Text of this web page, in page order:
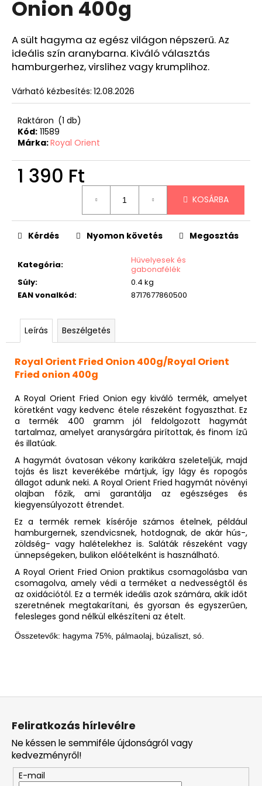
Onion 400g
A sült hagyma az egész világon népszerű. Az
ideális szín aranybarna. Kiváló választás
hamburgerhez, virslihez vagy krumplihoz.
Várható kézbesítés: 12.08.2026
Raktáron (1 db)
Kód: 11589
Márka:Royal Orient
1 390 Ft
KOSÁRBA
Kategória:
Hüvelyesek és
gabonafélék
Súly:
0.4 kg
EAN vonalkód: 8717677860500
Kérdés Nyomon követés Megosztás
Leírás Beszélgetés
Royal Orient Fried Onion 400g/Royal Orient
Fried onion 400g
A Royal Orient Fried Onion egy kiváló termék, amelyet
köretként vagy kedvenc étele részeként fogyaszthat. Ez
a termék 400 gramm jól feldolgozott hagymát
tartalmaz, amelyet aranysárgára pirítottak, és finom ízű
és illatúak.
A hagymát óvatosan vékony karikákra szeleteljük, majd
tojás és liszt keverékébe mártjuk, így lágy és ropogós
állagot adunk neki. A Royal Orient Fried hagymát növényi
olajban főzik, ami garantálja az egészséges és
kiegyensúlyozott étrendet.
Ez a termék remek kísérője számos ételnek, például
hamburgernek, szendvicsnek, hotdognak, de akár hús-,
zöldség- vagy halételekhez is. Saláták részeként vagy
ünnepségeken, bulikon előételként is használható.
A Royal Orient Fried Onion praktikus csomagolásba van
csomagolva, amely védi a terméket a nedvességtől és
az oxidációtól. Ez a termék ideális azok számára, akik időt
szeretnének megtakarítani, és gyorsan és egyszerűen,
felesleges gond nélkül elkészíteni az ételt.
Összetevők: hagyma 75%, pálmaolaj, búzaliszt, só.
L
Feliratkozás hírlevélre
Ne késsen le semmiféle újdonságról vagy
kedvezményről!
E-mail